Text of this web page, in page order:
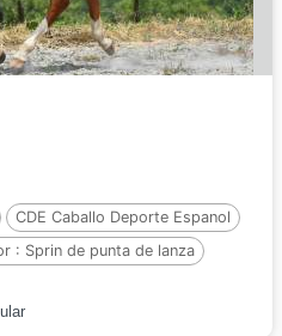
CDE Caballo Deporte Espanol
: Sprin de punta de lanza